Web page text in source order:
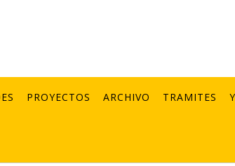
PROYECTOS ARCHIVO TRAMITES